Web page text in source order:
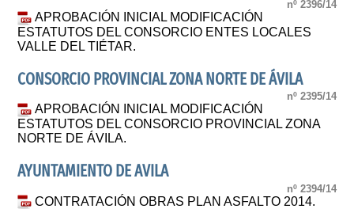
nº 2396/14
APROBACIÓN INICIAL MODIFICACIÓN
ESTATUTOS DEL CONSORCIO ENTES LOCALES
VALLE DEL TIÉTAR.
CONSORCIO PROVINCIAL ZONA NORTE DE ÁVILA
nº 2395/14
APROBACIÓN INICIAL MODIFICACIÓN
ESTATUTOS DEL CONSORCIO PROVINCIAL ZONA
NORTE DE ÁVILA.
AYUNTAMIENTO DE AVILA
nº 2394/14
CONTRATACIÓN OBRAS PLAN ASFALTO 2014.